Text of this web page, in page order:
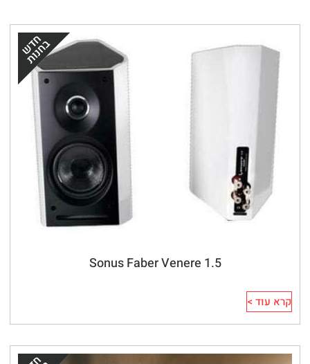
Sonus Faber Venere 1.5
קרא עוד >